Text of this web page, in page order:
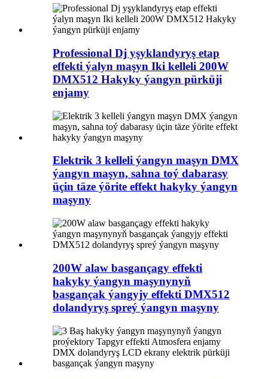
Professional Dj yşyklandyryş etap
effekti ýalyn maşyn Iki kelleli 200W
DMX512 Hakyky ýangyn pürküji
enjamy
Elektrik 3 kelleli ýangyn maşyn DMX
ýangyn maşyn, sahna toý dabarasy
üçin täze ýörite effekt hakyky ýangyn
maşyny
200W alaw basgançagy effekti
hakyky ýangyn maşynynyň
basgançak ýangyjy effekti DMX512
dolandyryş spreý ýangyn maşyny